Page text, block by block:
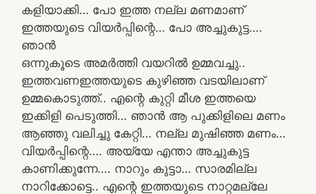
കളിയാക്കി… പോ ഇത്ത നല്ല മണമാണ്
ഇത്തയുടെ വിയർപ്പിന്റെ… പോ അച്ചുകുട്ട….
ഞാൻ
ഒന്നുകൂടെ അമർത്തി വയറിൽ ഉമ്മവച്ചു..
ഇത്തവണഇത്തയുടെ കുഴിഞ്ഞ വടയിലാണ്
ഉമ്മകൊടുത്ത്.. എന്റെ കുറ്റി മീശ ഇത്തയെ
ഇക്കിളി പെടുത്തി… ഞാൻ ആ പുക്കിളിലെ മണം
ആഞ്ഞു വലിച്ചു കേറ്റി… നല്ല മുഷിഞ്ഞ മണം…
വിയർപ്പിന്റെ…. അയ്യേ എന്താ അച്ചുകുട്ട
കാണിക്കുന്നേ…. നാറും കുട്ടാ… സാരമില്ല
നാറിക്കോട്ടെ.. എന്റെ ഇത്തയുടെ നാറ്റമല്ലേ